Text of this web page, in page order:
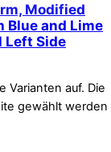
Modified
Blue and Lime
Left Side
Varianten auf. Die
gewählt werden